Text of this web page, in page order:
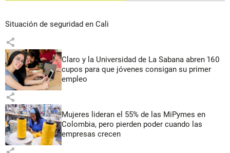
Situación de seguridad en Cali
share
Claro y la Universidad de La Sabana abren 160
cupos para que jóvenes consigan su primer
empleo
share
Mujeres lideran el 55% de las MiPymes en
Colombia, pero pierden poder cuando las
empresas crecen